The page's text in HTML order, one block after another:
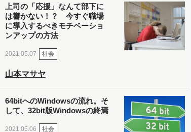
上司の「応援」なんて部下に
は響かない！？ 今すぐ職場
に導入するべきモチベーショ
ンアップの方法
2021.05.07 社会
山本マサヤ
64bitへのWindowsの流れ。そ
して、32bit版Windowsの終焉
2021.05.06 社会